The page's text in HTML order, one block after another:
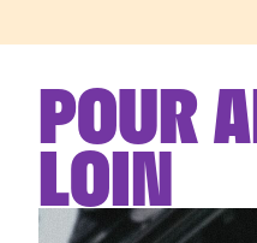
POUR
LOIN